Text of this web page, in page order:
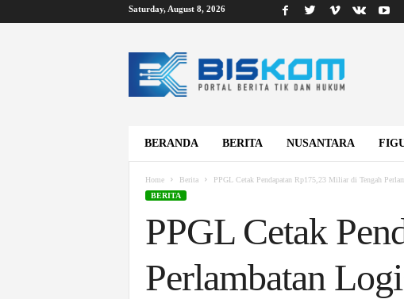
Saturday, August 8, 2026
i
BERANDA
BERITA NUSANTARA
Home Berita
PPGL Cetak Pendapatan Rp175,23 Miliar di Tengah
BERITA
PPGL Cetak
Perlambatan